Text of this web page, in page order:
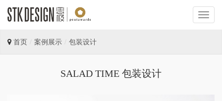
首页 案例展示 包装设计
SALAD TIME 包装设计